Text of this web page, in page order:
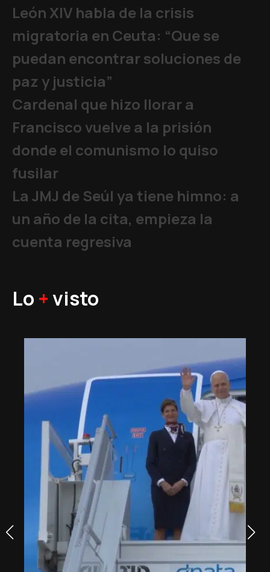
León XIV habla de la crisis
migratoria en Ceuta: “Que se
puedan encontrar soluciones de
paz y justicia”
Cardenal que hizo llorar a
Francisco vuelve a la prisión
donde el comunismo lo quiso
fusilar
La JMJ de Seúl ya tiene himno: a
un año de la cita, empieza la
cuenta regresiva
Lo +visto